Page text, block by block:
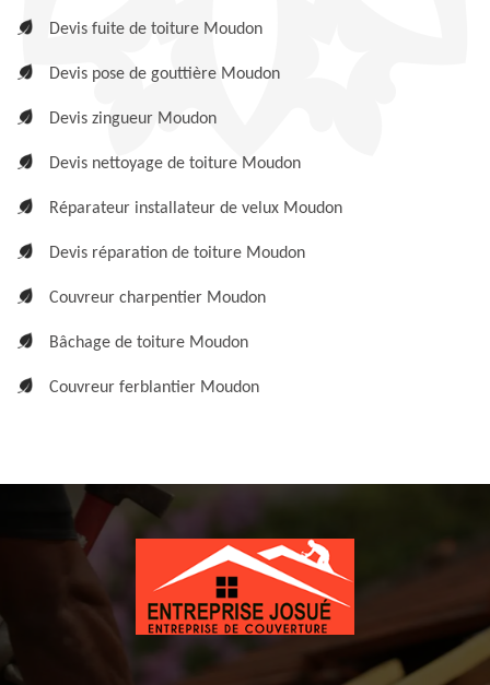
Devis fuite de toiture Moudon
Devis pose de gouttière Moudon
Devis zingueur Moudon
Devis nettoyage de toiture Moudon
Réparateur installateur de velux Moudon
Devis réparation de toiture Moudon
Couvreur charpentier Moudon
Bâchage de toiture Moudon
Couvreur ferblantier Moudon